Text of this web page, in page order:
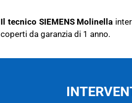
Il tecnico SIEMENS Molinella
coperti da garanzia di 1 anno.